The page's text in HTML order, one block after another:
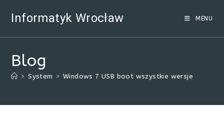
Informatyk Wrocław MENU
Blog
> System > Windows 7 USB boot wszystkie wersje